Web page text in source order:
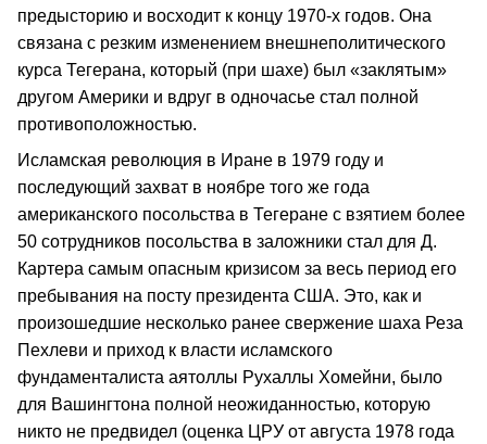
предысторию и восходит к концу 1970-х годов. Она
связана с резким изменением внешнеполитического
курса Тегерана, который (при шахе) был «заклятым»
другом Америки и вдруг в одночасье стал полной
противоположностью.
Исламская революция в Иране в 1979 году и
последующий захват в ноябре того же года
американского посольства в Тегеране с взятием более
50 сотрудников посольства в заложники стал для Д.
Картера самым опасным кризисом за весь период его
пребывания на посту президента США. Это, как и
произошедшие несколько ранее свержение шаха Реза
Пехлеви и приход к власти исламского
фундаменталиста аятоллы Рухаллы Хомейни, было
для Вашингтона полной неожиданностью, которую
никто не предвидел (оценка ЦРУ от августа 1978 года